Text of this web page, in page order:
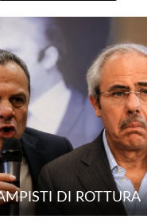
DI ROTTURA